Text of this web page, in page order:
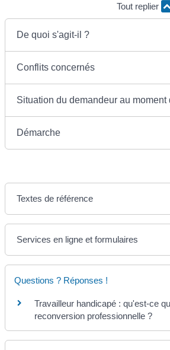
Tout replier
De quoi s'agit-il ?
Conflits concernés
Situation du demandeur au moment
Démarche
Textes de référence
Services en ligne et formulaires
Questions ? Réponses !
Travailleur handicapé : qu'est-ce
reconversion professionnelle ?